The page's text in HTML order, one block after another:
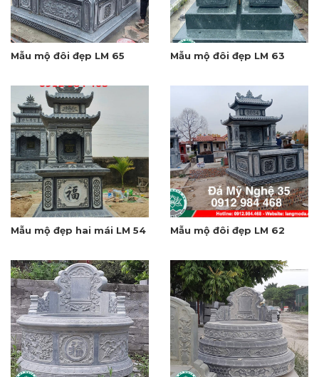
Mẫu mộ đôi đẹp LM 65 Mẫu mộ đôi đẹp LM 63
Mẫu mộ đẹp hai mái LM 54 Mẫu mộ đôi đẹp LM 62